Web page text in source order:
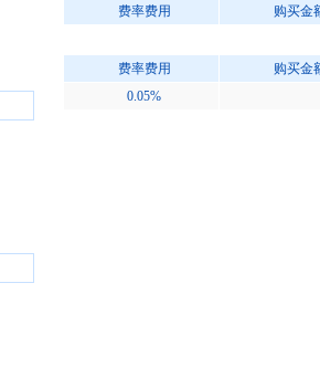
费率费用 购买金
费率费用
购买金
0.05%